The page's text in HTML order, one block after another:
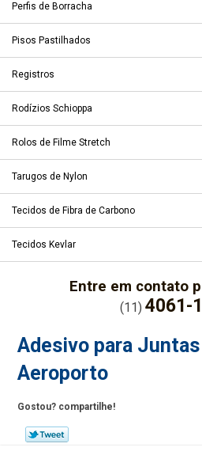
Perfis de Borracha
Pisos Pastilhados
Registros
Rodízios Schioppa
Rolos de Filme Stretch
Tarugos de Nylon
Tecidos de Fibra de Carbono
Tecidos Kevlar
Entre em contato
(11) 4061-
Adesivo para
Aeroporto
Gostou? compartilhe!